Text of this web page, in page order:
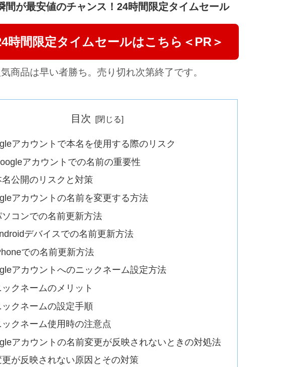
間が最安値のチャンス！24時間限定タイムセール
時間限定タイムセールはこちら＜PR＞
気商品は早い者勝ち。売り切れ次第終了です。
目次
アカウントで本名を使用する際のリスク
アカウントでの名前の重要性
名公開のリスクと対策
アカウントの名前を変更する方法
ソコンでの名前更新方法
デバイスでの名前更新方法
での名前更新方法
アカウントへのニックネーム設定方法
ックネームのメリット
ックネームの設定手順
ックネーム使用時の注意点
アカウントの名前変更が反映されないときの対処法
更が反映されない原因とその対策